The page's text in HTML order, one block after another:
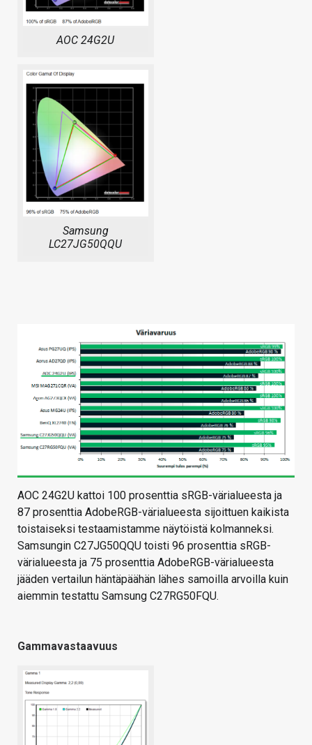
AOC 24G2U
Samsung
LC27JG50QQU
AOC 24G2U kattoi 100 prosenttia sRGB-värialueesta ja
87 prosenttia AdobeRGB-värialueesta sijoittuen kaikista
toistaiseksi testaamistamme näytöistä kolmanneksi.
Samsungin C27JG50QQU toisti 96 prosenttia sRGB-
värialueesta ja 75 prosenttia AdobeRGB-värialueesta
jääden vertailun häntäpäähän lähes samoilla arvoilla kuin
aiemmin testattu Samsung C27RG50FQU.
Gammavastaavuus